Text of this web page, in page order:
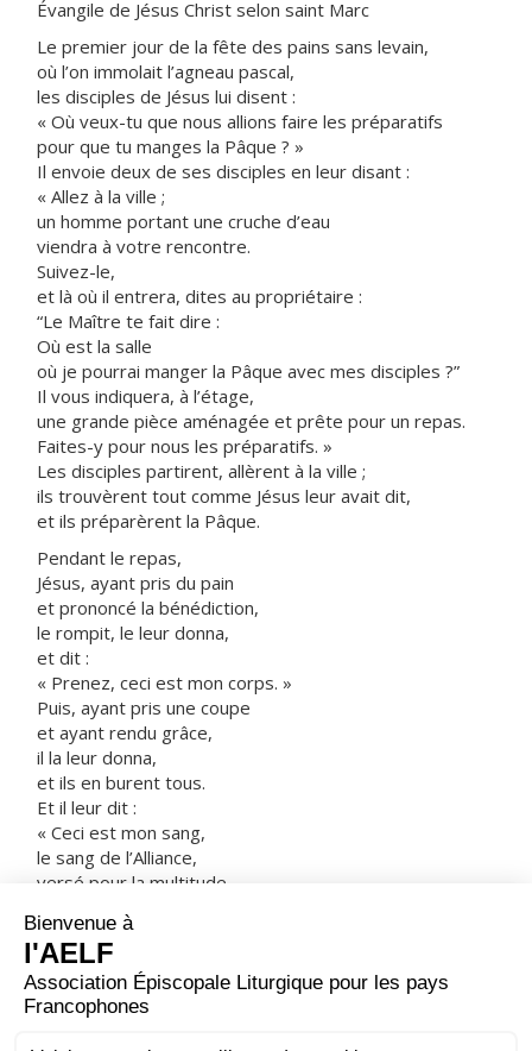
Évangile de Jésus Christ selon saint Marc
Le premier jour de la fête des pains sans levain,
où l’on immolait l’agneau pascal,
les disciples de Jésus lui disent :
« Où veux-tu que nous allions faire les préparatifs
pour que tu manges la Pâque ? »
Il envoie deux de ses disciples en leur disant :
« Allez à la ville ;
un homme portant une cruche d’eau
viendra à votre rencontre.
Suivez-le,
et là où il entrera, dites au propriétaire :
“Le Maître te fait dire :
Où est la salle
où je pourrai manger la Pâque avec mes disciples ?”
Il vous indiquera, à l’étage,
une grande pièce aménagée et prête pour un repas.
Faites-y pour nous les préparatifs. »
Les disciples partirent, allèrent à la ville ;
ils trouvèrent tout comme Jésus leur avait dit,
et ils préparèrent la Pâque.
Pendant le repas,
Jésus, ayant pris du pain
et prononcé la bénédiction,
le rompit, le leur donna,
et dit :
« Prenez, ceci est mon corps. »
Puis, ayant pris une coupe
et ayant rendu grâce,
il la leur donna,
et ils en burent tous.
Et il leur dit :
« Ceci est mon sang,
le sang de l’Alliance,
versé pour la multitude.
je ne boirai plus du fruit de la vigne,
jusqu’au jour où je le boirai, nouveau,
dans le royaume de Dieu. »
Après avoir chanté les psaumes,
ils partirent pour le mont des Oliviers.